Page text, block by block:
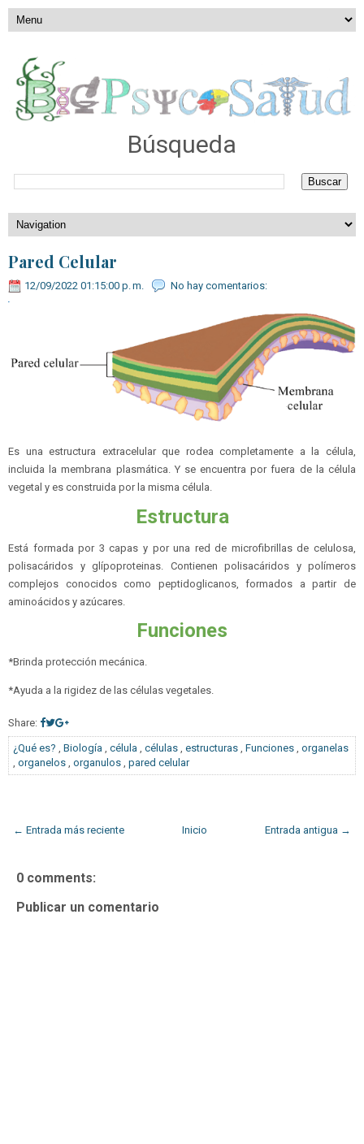
Búsqueda
Pared Celular
12/09/2022 01:15:00 p. m. No hay comentarios:
Es una estructura extracelular que rodea completamente a la célula,
incluida la membrana plasmática. Y se encuentra por fuera de la célula
vegetal y es construida por la misma célula.
Estructura
Está formada por 3 capas y por una red de microfibrillas de celulosa,
polisacáridos y glípoproteinas. Contienen polisacáridos y polímeros
complejos conocidos como peptidoglicanos, formados a partir de
aminoácidos y azúcares.
Funciones
*Brinda protección mecánica.
*Ayuda a la rigidez de las células vegetales.
Share:
¿Qué es? Biología célula células estructuras Funciones organelas
organelos organulos pared celular
← Entrada más reciente Entrada antigua →
Inicio
0 comments:
Publicar un comentario